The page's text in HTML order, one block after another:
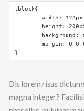
.block{
	width: 320px;
	margin: 0 0 0 0;
}
Dis lorem risus
magna integer?